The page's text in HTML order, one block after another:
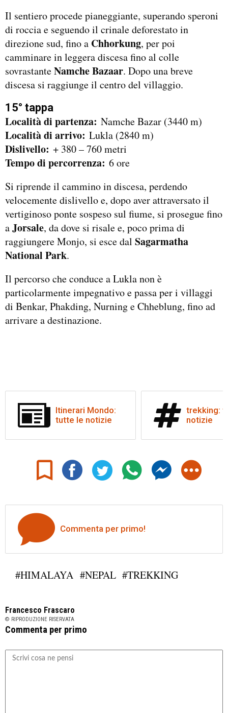
Il sentiero procede pianeggiante, superando speroni
di roccia e seguendo il crinale deforestato in
direzione sud, fino a Chhorkung, per poi
camminare in leggera discesa fino al colle
sovrastanteNamche Bazaar. Dopo una breve
discesa si raggiunge il centro del villaggio.
15° tappa
Località di partenza: Namche Bazar (3440 m)
Località di arrivo: Lukla (2840 m)
Dislivello: + 380 – 760 metri
Tempo di percorrenza: 6 ore
Si riprende il cammino in discesa, perdendo
velocemente dislivello e, dopo aver attraversato il
vertiginoso ponte sospeso sul fiume, si prosegue fino
aJorsale, da dove si risale e, poco prima di
raggiungere Monjo, si esce dal Sagarmatha
National Park.
Il percorso che conduce a Lukla non è
particolarmente impegnativo e passa per i villaggi
di Benkar, Phakding, Nurning e Chheblung, fino ad
arrivare a destinazione.
Itinerari Mondo:
tutte le notizie
trekking:
notizie
Commenta per primo!
#HIMALAYA #NEPAL #TREKKING
Francesco Frascaro
© RIPRODUZIONE RISERVATA
Commenta per primo